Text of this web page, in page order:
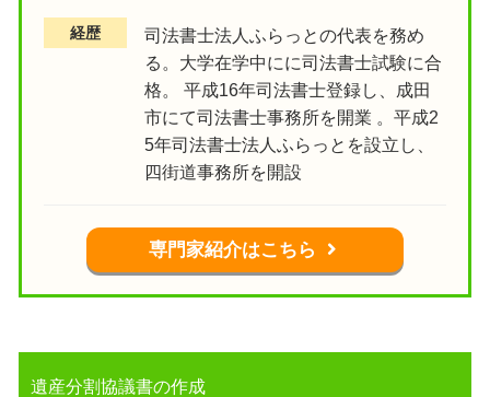
経歴
司法書士法人ふらっとの代表を務め
る。大学在学中にに司法書士試験に合
格。 平成16年司法書士登録し、成田
市にて司法書士事務所を開業 。平成2
5年司法書士法人ふらっとを設立し、
四街道事務所を開設
専門家紹介はこちら
遺産分割協議書の作成